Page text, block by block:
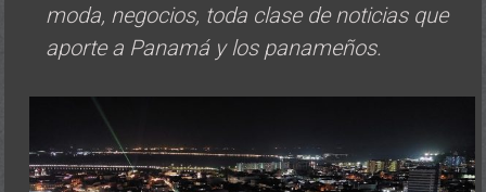
moda, negocios, toda clase de noticias que
aporte a Panamá y los panameños.